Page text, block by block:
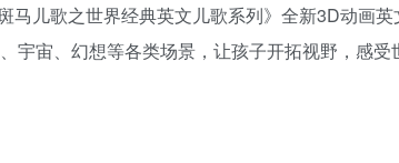
马儿歌之世界经典英文儿歌系列》全新3D动画
宇宙、幻想等各类场景，让孩子开拓视野，感